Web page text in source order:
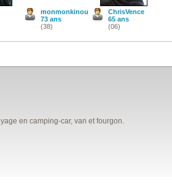
monmonkinou
73 ans
(38)
ChrisVence
65 ans
(06)
en camping-car, van et fourgon.